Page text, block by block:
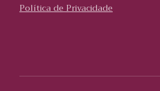
Política de Privacidade